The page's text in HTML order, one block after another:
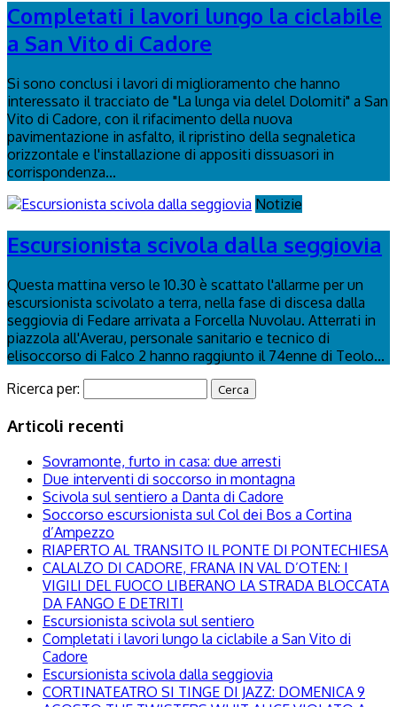
Completati i lavori lungo la ciclabile
a San Vito di Cadore
Si sono conclusi i lavori di miglioramento che hanno
interessato il tracciato de "La lunga via delel Dolomiti" a San
Vito di Cadore, con il rifacimento della nuova
pavimentazione in asfalto, il ripristino della segnaletica
orizzontale e l'installazione di appositi dissuasori in
corrispondenza...
Notizie
Escursionista scivola dalla seggiovia
Questa mattina verso le 10.30 è scattato l'allarme per un
escursionista scivolato a terra, nella fase di discesa dalla
seggiovia di Fedare arrivata a Forcella Nuvolau. Atterrati in
piazzola all'Averau, personale sanitario e tecnico di
elisoccorso di Falco 2 hanno raggiunto il 74enne di Teolo...
Ricerca per:
Articoli recenti
Sovramonte, furto in casa: due arresti
Due interventi di soccorso in montagna
Scivola sul sentiero a Danta di Cadore
Soccorso escursionista sul Col dei Bos a Cortina
d’Ampezzo
RIAPERTO AL TRANSITO IL PONTE DI PONTECHIESA
CALALZO DI CADORE, FRANA IN VAL D’OTEN: I
VIGILI DEL FUOCO LIBERANO LA STRADA BLOCCATA
DA FANGO E DETRITI
Escursionista scivola sul sentiero
Completati i lavori lungo la ciclabile a San Vito di
Cadore
Escursionista scivola dalla seggiovia
CORTINATEATRO SI TINGE DI JAZZ: DOMENICA 9